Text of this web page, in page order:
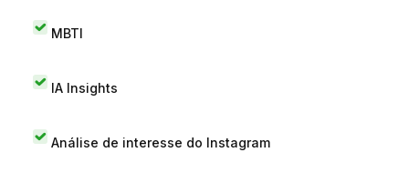
MBTI
IA Insights
Análise de interesse do Instagram